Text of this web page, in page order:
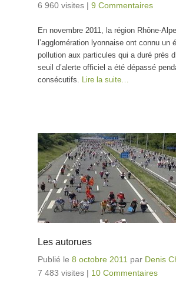
6 960 visites | 9 Commentaires
En novembre 2011, la région Rhône-­
l’agglomération lyonnaise ont connu un
pollution aux particules qui a duré près
seuil d’alerte officiel a été dépassé
consécutifs. Lire la suite…
Les autorues
Publié le 8 octobre 2011 par Denis
7 483 visites | 10 Commentaires